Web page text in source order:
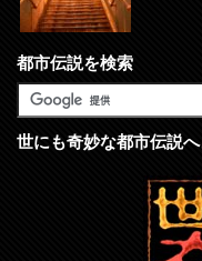
都市伝説を検索
世にも奇妙な都市伝説